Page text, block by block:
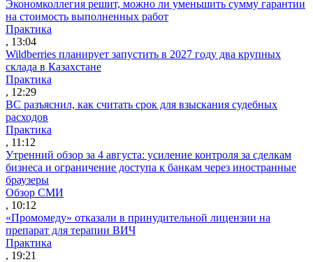
Экономколлегия решит, можно ли уменьшить сумму гарантии
на стоимость выполненных работ
Практика
, 13:04
Wildberries планирует запустить в 2027 году два крупных
склада в Казахстане
Практика
, 12:29
ВС разъяснил, как считать срок для взыскания судебных
расходов
Практика
, 11:12
Утренний обзор за 4 августа: усиление контроля за сделкам
бизнеса и ограничение доступа к банкам через иностранные
браузеры
Обзор СМИ
, 10:12
«Промомеду» отказали в принудительной лицензии на
препарат для терапии ВИЧ
Практика
, 19:21